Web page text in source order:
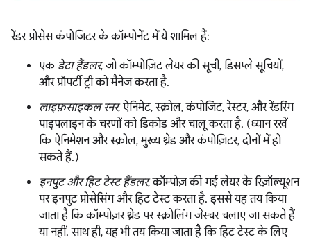
रेंडर प्रोसेस कंपोजिटर के कॉम्पोनेंट में ये शामिल हैं:
एक डेटा हैंडलर, जो कॉम्पोज़िट लेयर की सूची, डिसप्ले सूचियों,
और प्रॉपर्टी ट्री को मैनेज करता है.
लाइफ़साइकल रनर, ऐनिमेट, स्क्रोल, कंपोजिट, रेस्टर, और रेंडरिंग
पाइपलाइन के चरणों को डिकोड और चालू करता है. (ध्यान रखें
कि ऐनिमेशन और स्क्रोल, मुख्य थ्रेड और कंपोज़िटर, दोनों में हो
सकते हैं.)
इनपुट और हिट टेस्ट हैंडलर, कॉम्पोज़ की गई लेयर के रिज़ॉल्यूशन
पर इनपुट प्रोसेसिंग और हिट टेस्ट करता है. इससे यह तय किया
जाता है कि कॉम्पोज़र थ्रेड पर स्क्रोलिंग जेस्चर चलाए जा सकते हैं
या नहीं. साथ ही, यह भी तय किया जाता है कि हिट टेस्ट के लिए